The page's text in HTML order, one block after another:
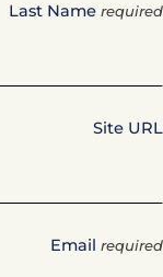
Last Name required
Site URL
Email required